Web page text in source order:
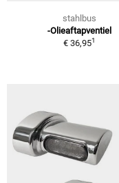
stahlbus
-Olieaftapventiel
€ 36,951